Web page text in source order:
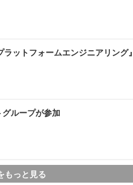
ットフォームエンジニアリング
ループが参加
もっと見る